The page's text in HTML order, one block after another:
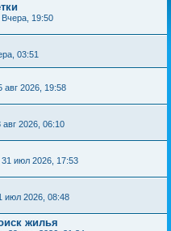
Вчера, 19:50
03:51
авг 2026, 19:58
авг 2026, 06:10
31 июл 2026, 17:53
июл 2026, 08:48
жилья